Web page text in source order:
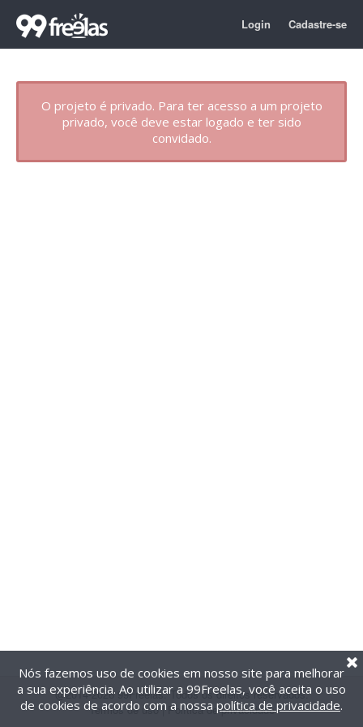
Login Cadastre-se
O projeto é privado. Para ter acesso a um projeto
privado, você deve estar logado e ter sido
convidado.
@2014-2026 99Freelas. Todos os direitos reservados.
Termos de uso| Política de privacidade
Nós fazemos uso de cookies em nosso site para melhorar
a sua experiência. Ao utilizar a 99Freelas, você aceita o uso
de cookies de acordo com a nossa política de privacidade.